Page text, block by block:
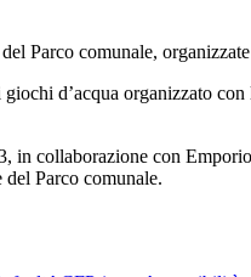
Parco comunale,
d’acqua organizzato con
in collaborazione con
Parco comunale.